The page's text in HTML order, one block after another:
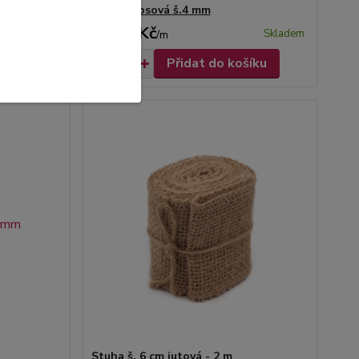
Stuha rypsová š.4 mm
11,00 Kč/m Skladem
Přidat do košíku